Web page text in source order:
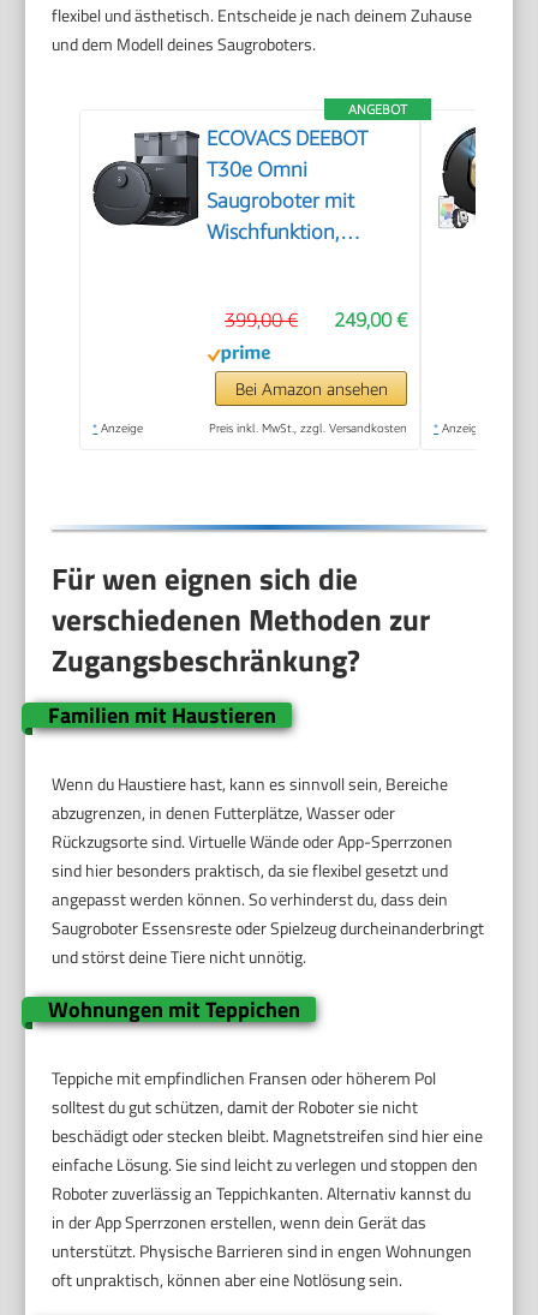
flexibel und ästhetisch. Entscheide je nach deinem Zuhause
und dem Modell deines Saugroboters.
ANGEBOT
ECOVACS DEEBOT
T30e Omni
Saugroboter mit
Wischfunktion,
249,00 €
399,00 €
Bei Amazon ansehen
* Anzeige Preis inkl. MwSt., zzgl. Versandkosten * Anzeige
Für wen eignen sich die
verschiedenen Methoden zur
Zugangsbeschränkung?
Familien mit Haustieren
Wenn du Haustiere hast, kann es sinnvoll sein, Bereiche
abzugrenzen, in denen Futterplätze, Wasser oder
Rückzugsorte sind. Virtuelle Wände oder App-Sperrzonen
sind hier besonders praktisch, da sie flexibel gesetzt und
angepasst werden können. So verhinderst du, dass dein
Saugroboter Essensreste oder Spielzeug durcheinanderbringt
und störst deine Tiere nicht unnötig.
Wohnungen mit Teppichen
Teppiche mit empfindlichen Fransen oder höherem Pol
solltest du gut schützen, damit der Roboter sie nicht
beschädigt oder stecken bleibt. Magnetstreifen sind hier eine
einfache Lösung. Sie sind leicht zu verlegen und stoppen den
Roboter zuverlässig an Teppichkanten. Alternativ kannst du
in der App Sperrzonen erstellen, wenn dein Gerät das
unterstützt. Physische Barrieren sind in engen Wohnungen
oft unpraktisch, können aber eine Notlösung sein.